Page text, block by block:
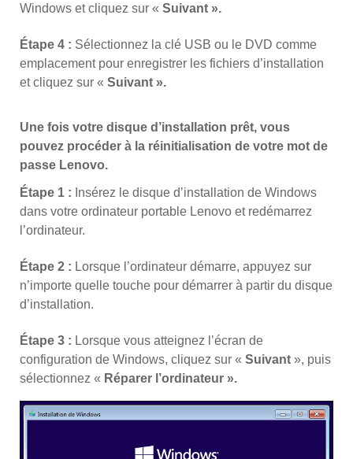
Windows et cliquez sur « Suivant ».
Étape 4 : Sélectionnez la clé USB ou le DVD comme
emplacement pour enregistrer les fichiers d’installation
et cliquez sur « Suivant ».
Une fois votre disque d’installation prêt, vous
pouvez procéder à la réinitialisation de votre mot de
passe Lenovo.
Étape 1 : Insérez le disque d’installation de Windows
dans votre ordinateur portable Lenovo et redémarrez
l’ordinateur.
Étape 2 : Lorsque l’ordinateur démarre, appuyez sur
n’importe quelle touche pour démarrer à partir du disque
d’installation.
Étape 3 : Lorsque vous atteignez l’écran de
configuration de Windows, cliquez sur « Suivant », puis
sélectionnez « Réparer l’ordinateur ».